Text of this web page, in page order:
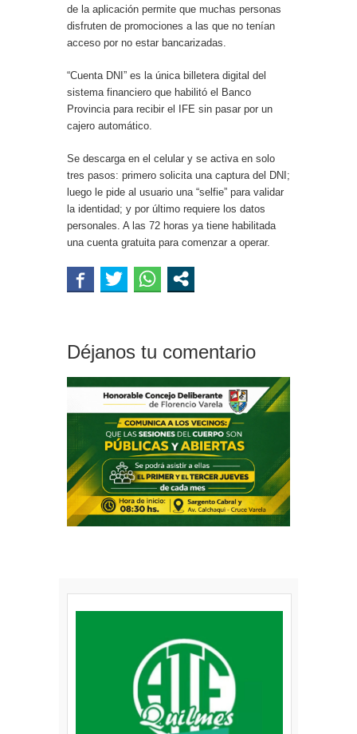
de la aplicación permite que muchas personas
disfruten de promociones a las que no tenían
acceso por no estar bancarizadas.
“Cuenta DNI” es la única billetera digital del
sistema financiero que habilitó el Banco
Provincia para recibir el IFE sin pasar por un
cajero automático.
Se descarga en el celular y se activa en solo
tres pasos: primero solicita una captura del DNI;
luego le pide al usuario una “selfie” para validar
la identidad; y por último requiere los datos
personales. A las 72 horas ya tiene habilitada
una cuenta gratuita para comenzar a operar.
Déjanos tu comentario